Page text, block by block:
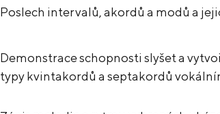
Poslech intervalů, akordů a modů a
Demonstrace schopnosti slyšet a
typy kvintakordů a septakordů